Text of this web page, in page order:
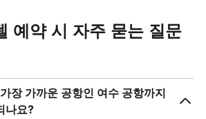
예약 시 자주 묻는 질문
장 가까운 공항인 여수 공항까지
나요?